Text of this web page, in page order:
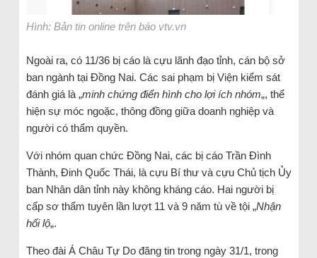
Hình: Bản tin online trên báo vtv.vn
Ngoài ra, có 11/36 bị cáo là cựu lãnh đạo tỉnh, cán bộ sở
ban ngành tại Đồng Nai. Các sai phạm bị Viện kiểm sát
đánh giá là „minh chứng điển hình cho lợi ích nhóm„, thể
hiện sự móc ngoặc, thông đồng giữa doanh nghiệp và
người có thẩm quyền.
Với nhóm quan chức Đồng Nai, các bị cáo Trần Đình
Thành, Đinh Quốc Thái, là cựu Bí thư và cựu Chủ tịch Ủy
ban Nhân dân tỉnh này không kháng cáo. Hai người bị
cấp sơ thẩm tuyên lần lượt 11 và 9 năm tù về tội „Nhận
hối lộ„.
Theo đài Á Châu Tự Do đăng tin trong ngày 31/1, trong